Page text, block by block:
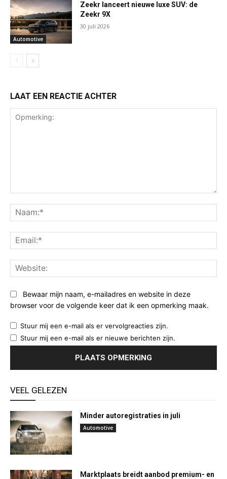
Automotive
Zeekr lanceert nieuwe luxe SUV: de
Zeekr 9X
30 juli 2026
LAAT EEN REACTIE ACHTER
Bewaar mijn naam, e-mailadres en website in deze
browser voor de volgende keer dat ik een opmerking maak.
Stuur mij een e-mail als er vervolgreacties zijn.
Stuur mij een e-mail als er nieuwe berichten zijn.
VEEL GELEZEN
Minder autoregistraties in juli
Automotive
Marktplaats breidt aanbod premium- en